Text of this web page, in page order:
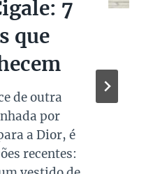
de
na
Pais
de bolsas,
os mais
estando
de quase